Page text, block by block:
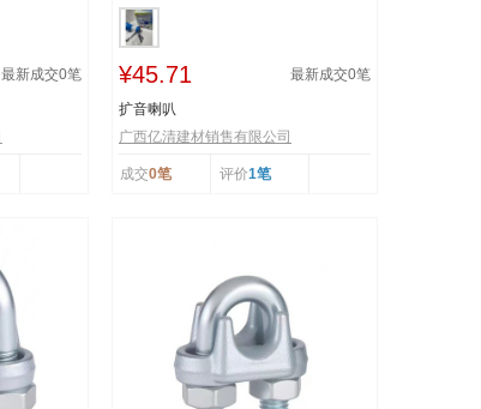
最新成交0笔 ¥45.71 最新成交0笔
扩音喇叭
广西亿清建材销售有限公司
成交0笔 评价1笔